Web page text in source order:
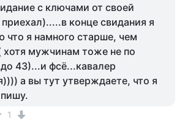
с ключами от своей
конце свидания я
что я намного старше, чем
хотя мужчинам тоже не по
43)...и фсё...кавалер
а вы тут утверждаете, что я
1